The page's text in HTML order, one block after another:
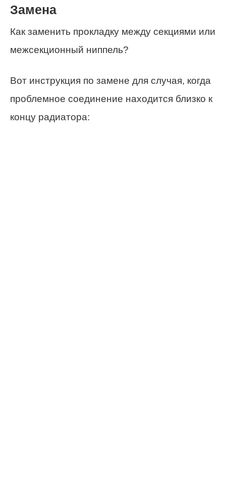
Замена
Как заменить прокладку между секциями или
межсекционный ниппель?
Вот инструкция по замене для случая, когда
проблемное соединение находится близко к
концу радиатора: